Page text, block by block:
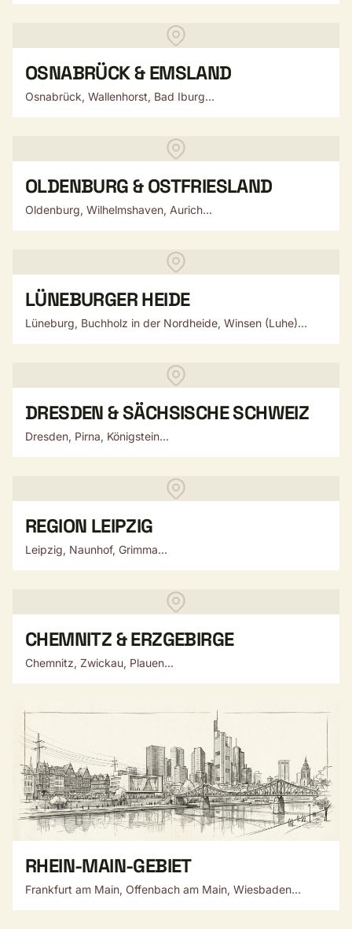
OSNABRÜCK & EMSLAND
Osnabrück, Wallenhorst, Bad Iburg...
OLDENBURG & OSTFRIESLAND
Oldenburg, Wilhelmshaven, Aurich...
LÜNEBURGER HEIDE
Lüneburg, Buchholz in der Nordheide, Winsen (Luhe)...
DRESDEN & SÄCHSISCHE SCHWEIZ
Dresden, Pirna, Königstein...
REGION LEIPZIG
Leipzig, Naunhof, Grimma...
CHEMNITZ & ERZGEBIRGE
Chemnitz, Zwickau, Plauen...
RHEIN-MAIN-GEBIET
Frankfurt am Main, Offenbach am Main, Wiesbaden...